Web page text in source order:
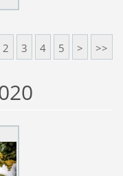
2 3 4 5 > >>